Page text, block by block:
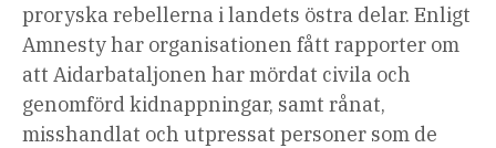
proryska rebellerna i landets östra delar. Enligt
Amnesty har organisationen fått rapporter om
att Aidarbataljonen har mördat civila och
genomförd kidnappningar, samt rånat,
misshandlat och utpressat personer som de